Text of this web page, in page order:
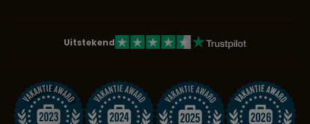
Uitstekend